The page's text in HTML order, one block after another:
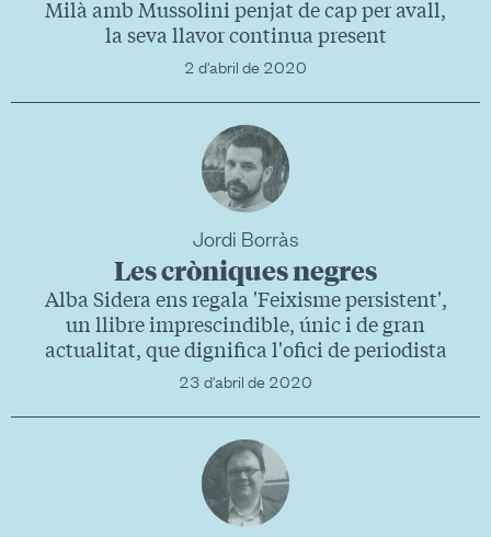
Milà amb Mussolini penjat de cap per avall,
la seva llavor continua present
2 d'abril de 2020
Jordi Borràs
Les cròniques negres
Alba Sidera ens regala 'Feixisme persistent',
un llibre imprescindible, únic i de gran
actualitat, que dignifica l'ofici de periodista
23 d'abril de 2020